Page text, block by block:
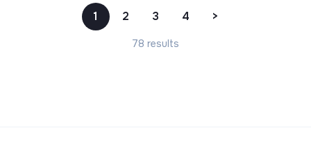
1 2 3 4 >
78 results